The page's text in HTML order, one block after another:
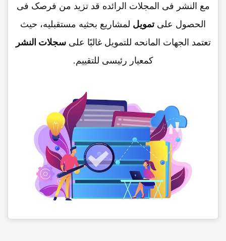
مع النشر فی المجلات الرائده قد تزید من فرصک فی
الحصول علىتمویل لمشاریع بحثیه مستقبلیه، حیث
تعتمد الجهات المانحه للتمویل غالبًا علىسجلات النشر
کمعیار رئیسی للتقییم.